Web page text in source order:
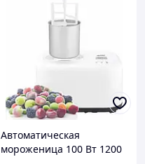
Автоматическая
мороженица 100 Вт 1200